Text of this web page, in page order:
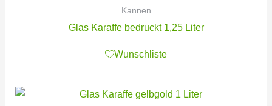
Kannen
Glas Karaffe bedruckt 1,25 Liter
Wunschliste